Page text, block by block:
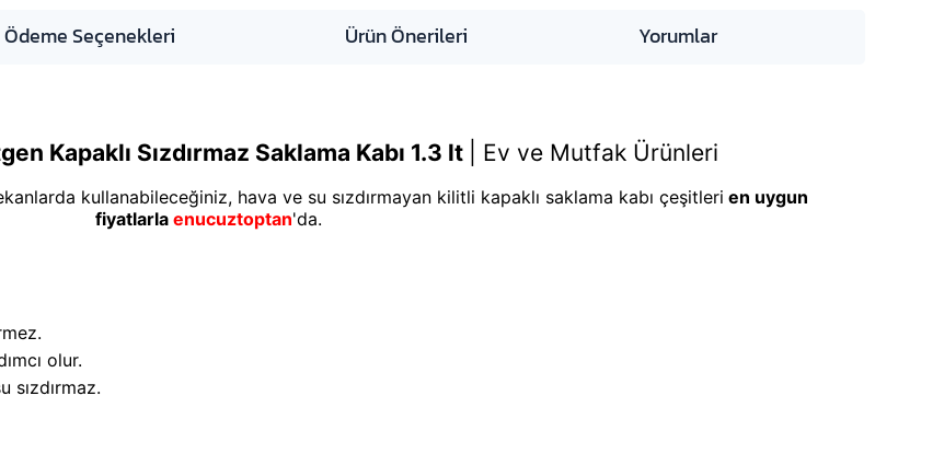
Ödeme Seçenekleri Ürün Önerileri Yorumlar
Kapaklı Sızdırmaz Saklama Kabı 1.3 lt Ev ve Mutfak Ürünleri
kullanabileceğiniz, hava ve su sızdırmayan kilitli kapaklı saklama kabı çeşitleri en uygun
fiyatlarla enucuztoptan'da.
olur.
sızdırmaz.